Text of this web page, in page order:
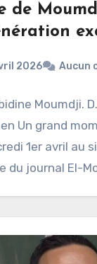
de
2026 Aucun
Moumdji.
Un grand
1er avril au
du journal El-